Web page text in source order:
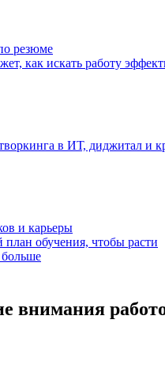
резюме
как искать работу
в ИТ, диджитал и
и карьеры
план обучения, чтобы расти
больше
внимания